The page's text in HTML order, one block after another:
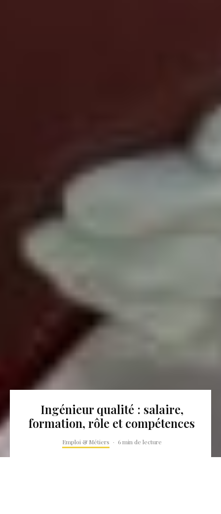
Ingénieur qualité : salaire,
formation, rôle et compétences
Emploi & Métiers · 6 min de lecture